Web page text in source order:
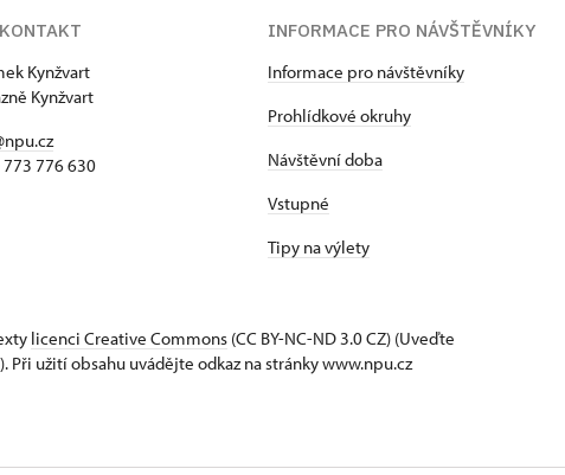
Kynžvart
Kynžvart
776 630
INFORMACE PRO NÁVŠTĚVNÍKY
Informace pro návštěvníky
Prohlídkové okruhy
Návštěvní doba
Vstupné
Tipy na výlety
licenci Creative Commons (CC BY-NC-ND 3.0 CZ) (Uveďte
užití obsahu uvádějte odkaz na stránky www.npu.cz